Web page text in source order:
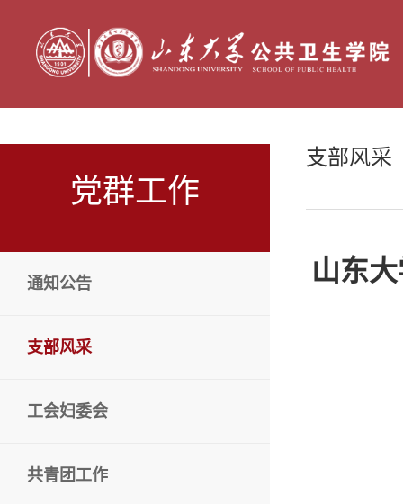
党群工作
通知公告
支部风采
工会妇委会
共青团工作
支部风采
山东